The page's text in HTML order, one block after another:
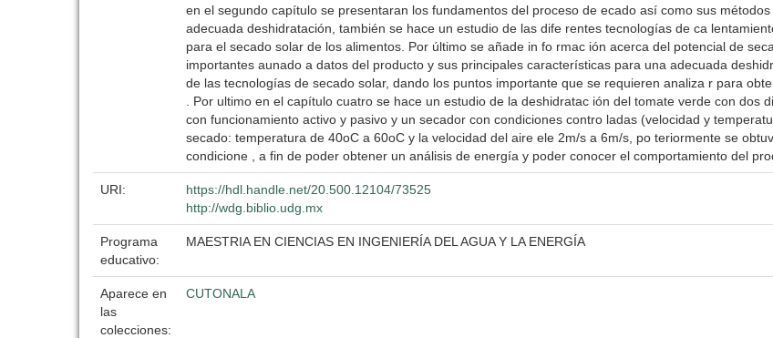
en el segundo capítulo se presentaran los fundamentos del proceso de ecado así como sus
adecuada deshidratación, también se hace un estudio de las dife rentes tecnologías de ca
para el secado solar de los alimentos. Por último se añade in fo rmac ión acerca del potencial de
importantes aunado a datos del producto y sus principales características para una adecuada
de las tecnologías de secado solar, dando los puntos importante que se requieren analiza r para
. Por ultimo en el capítulo cuatro se hace un estudio de la deshidratac ión del tomate verde con
con funcionamiento activo y pasivo y un secador con condiciones contro ladas (velocidad y
secado: temperatura de 40oC a 60oC y la velocidad del aire ele 2m/s a 6m/s, po teriormente se
condicione , a fin de poder obtener un análisis de energía y poder conocer el comportamiento del
URI:
https://hdl.handle.net/20.500.12104/73525
http://wdg.biblio.udg.mx
Programa
educativo:
MAESTRIA EN CIENCIAS EN INGENIERÍA DEL AGUA Y LA ENERGÍA
Aparece en
las
colecciones:
CUTONALA